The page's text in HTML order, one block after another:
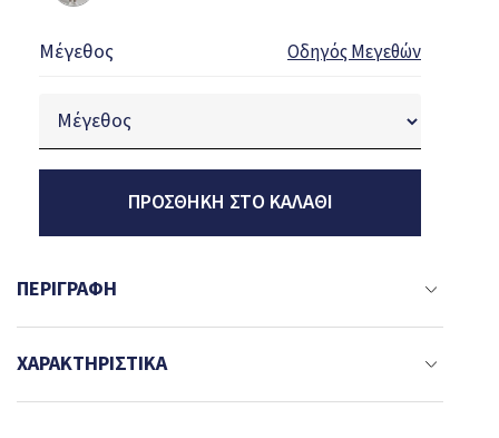
Μέγεθος Οδηγός Μεγεθών
ΠΡΟΣΘΉΚΗ ΣΤΟ ΚΑΛΆΘΙ
ΠΕΡΙΓΡΑΦΉ
ΧΑΡΑΚΤΗΡΙΣΤΙΚΆ